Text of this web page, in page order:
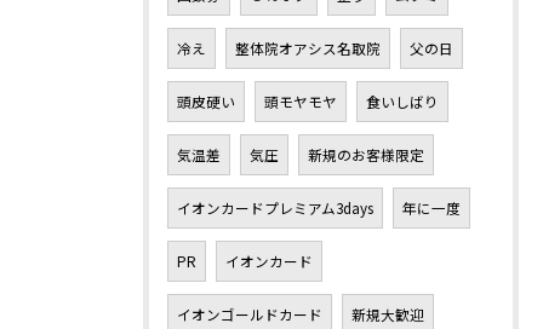
冷え 整体院オアシス名取院 父の日
頭皮硬い 頭モヤモヤ 食いしばり
気温差 気圧 新規のお客様限定
イオンカードプレミアム3days 年に一度
PR イオンカード
イオンゴールドカード 新規大歓迎